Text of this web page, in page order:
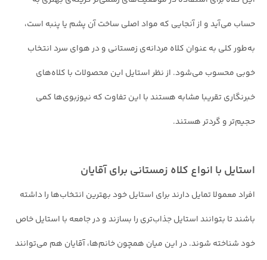
حساب می‌آید و از آنجایی که مواد اصلی ساخت آن‌ پشم یا پنبه است،
به‌طور کلی به عنوان کلاه مردانه‌ی زمستانی و در هوای سرد انتخاب
خوبی محسوب می‌شود. از نظر استایل این محصولات با کلاه‌های
خبرنگاری تقریبا مشابه هستند با این تفاوت که نیوزبوی‌ها کمی
حجیم‌تر و گردتر هستند.
استایل با انواع کلاه زمستانی برای آقایان
افراد معمولا تمایل دارند برای استایل خود بهترین انتخاب‌ها را داشته
باشند تا بتوانند استایل جذاب‌تری را بسازند و در جامعه با استایل خاص
خود شناخته شوند. در این میان همچون خانم‌ها، آقایان هم می‌توانند